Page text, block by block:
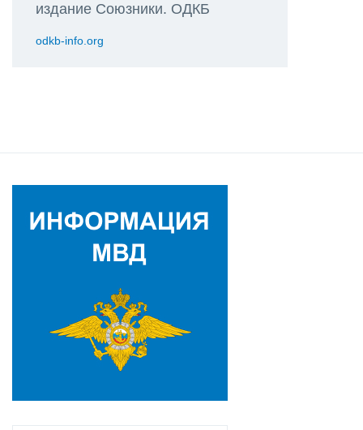
издание Союзники. ОДКБ
odkb-info.org